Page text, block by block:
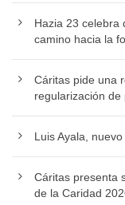
Hazia 23 celebra
camino hacia la
Cáritas pide una
regularización
Luis Ayala,
Cáritas presenta
de la Caridad